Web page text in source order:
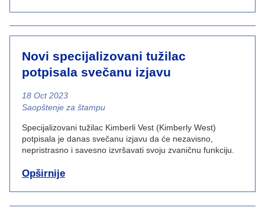
Novi specijalizovani tužilac
potpisala svečanu izjavu
18 Oct 2023
News category
Saopštenje za štampu
Specijalizovani tužilac Kimberli Vest (Kimberly West)
potpisala je danas svečanu izjavu da će nezavisno,
nepristrasno i savesno izvršavati svoju zvaničnu funkciju.
Opširnije